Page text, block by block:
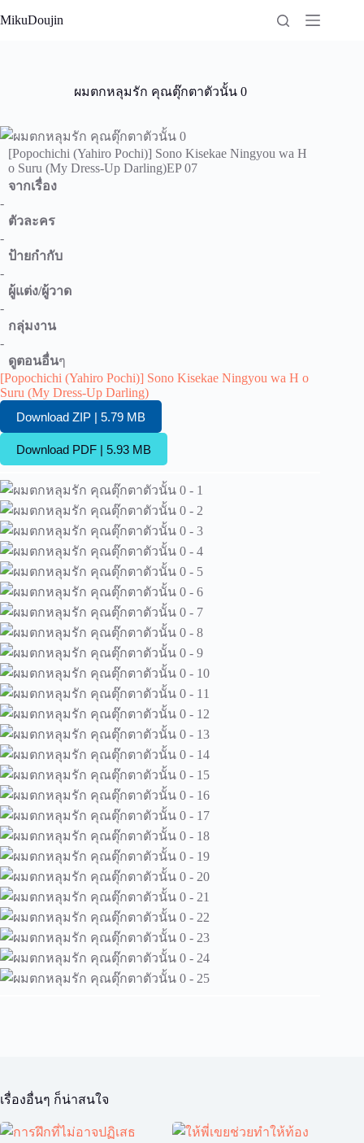
to
MikuDoujin
ผมตกหลุมรัก คุณตุ๊กตาตัวนั้น 0
[Popochichi (Yahiro Pochi)] Sono Kisekae Ningyou wa H
o Suru (My Dress-Up Darling)EP 07
จากเรื่อง
-
ตัวละคร
-
ป้ายกำกับ
-
ผู้แต่ง/ผู้วาด
-
กลุ่มงาน
-
ดูตอนอื่นๆ
[Popochichi (Yahiro Pochi)] Sono Kisekae Ningyou wa H o
Suru (My Dress-Up Darling)
Download ZIP | 5.79 MB
Download PDF | 5.93 MB
เรื่องอื่นๆ ก็น่าสนใจ